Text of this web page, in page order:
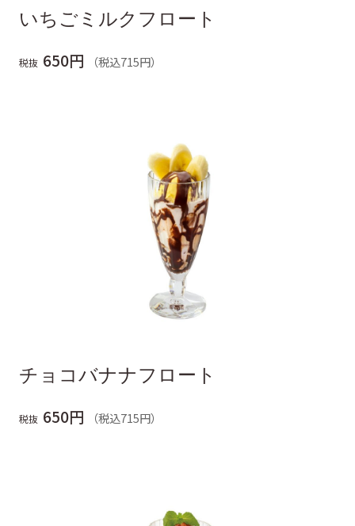
いちごミルクフロート
税抜 650円 （税込715円）
チョコバナナフロート
税抜 650円 （税込715円）